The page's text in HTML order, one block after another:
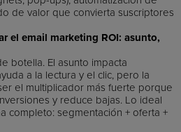
de valor que convierta suscriptores
el email marketing ROI: asunto,
botella. El asunto impacta
a la lectura y el clic, pero la
el multiplicador más fuerte porque
y reduce bajas. Lo ideal
completo: segmentación + oferta +